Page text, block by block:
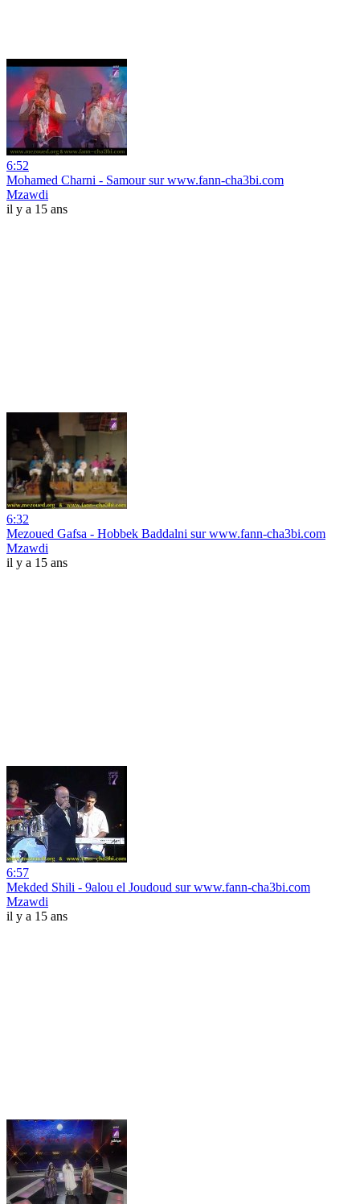
6:52
Mohamed Charni - Samour sur www.fann-cha3bi.com
Mzawdi
il y a 15 ans
6:32
Mezoued Gafsa - Hobbek Baddalni sur www.fann-cha3bi.com
Mzawdi
il y a 15 ans
6:57
Mekded Shili - 9alou el Joudoud sur www.fann-cha3bi.com
Mzawdi
il y a 15 ans